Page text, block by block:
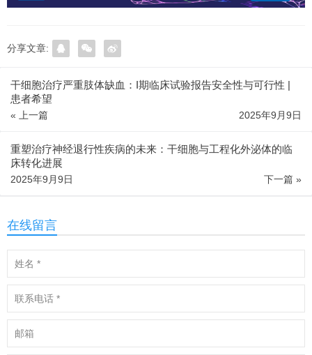
分享文章:
干细胞治疗严重肢体缺血：I期临床试验报告安全性与可行性 |
患者希望
« 上一篇 2025年9月9日
重塑治疗神经退行性疾病的未来：干细胞与工程化外泌体的临
床转化进展
下一篇 »
2025年9月9日
在线留言